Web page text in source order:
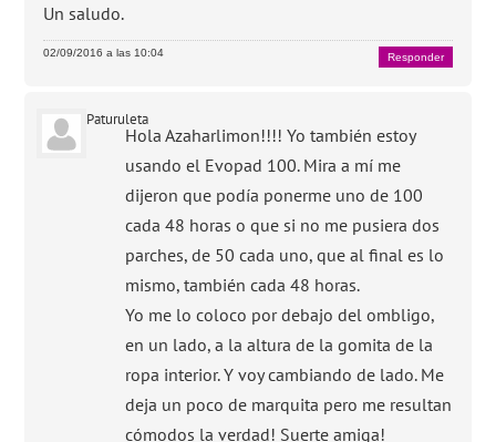
Un saludo.
02/09/2016 a las 10:04 Responder
Paturuleta
Hola Azaharlimon!!!! Yo también estoy
usando el Evopad 100. Mira a mí me
dijeron que podía ponerme uno de 100
cada 48 horas o que si no me pusiera dos
parches, de 50 cada uno, que al final es lo
mismo, también cada 48 horas.
Yo me lo coloco por debajo del ombligo,
en un lado, a la altura de la gomita de la
ropa interior. Y voy cambiando de lado. Me
deja un poco de marquita pero me resultan
cómodos la verdad! Suerte amiga!